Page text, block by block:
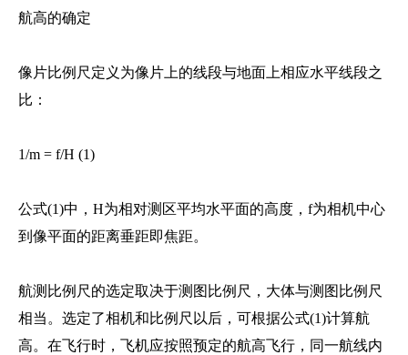
航高的确定
像片比例尺定义为像片上的线段与地面上相应水平线段之
比：
1/m = f/H (1)
公式(1)中，H为相对测区平均水平面的高度，f为相机中心
到像平面的距离垂距即焦距。
航测比例尺的选定取决于测图比例尺，大体与测图比例尺
相当。选定了相机和比例尺以后，可根据公式(1)计算航
高。在飞行时，飞机应按照预定的航高飞行，同一航线内